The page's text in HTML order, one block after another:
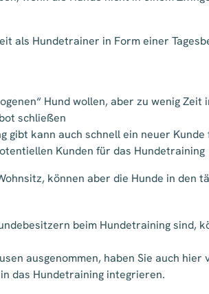
als Hundetrainer in Form einer
Hund wollen, aber zu wenig
schließen
gibt kann auch schnell ein neuer
Kunden für das Hundetraining
können aber die Hunde in den
beim Hundetraining
ausgenommen, haben Sie auch
das Hundetraining integrieren.